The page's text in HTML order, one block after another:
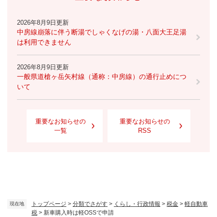
現在地 トップページ > 分類でさがす > くらし・行政情報 > 税金 > 軽自動車
税 > 新車購入時は軽OSSで申請
2026年8月9日更新
中房線崩落に伴う断湯でしゃくなげの湯・八面大王足湯
は利用できません
2026年8月9日更新
一般県道槍ヶ岳矢村線（通称：中房線）の通行止めにつ
いて
重要なお知らせの
一覧
重要なお知らせの
RSS